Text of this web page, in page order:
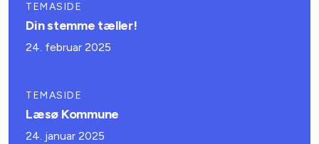
TEMASIDE
Din stemme tæller!
24. februar 2025
TEMASIDE
Læsø Kommune
24. januar 2025